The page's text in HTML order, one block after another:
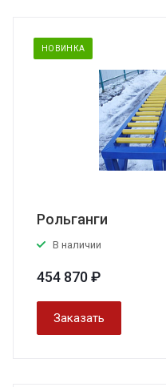
НОВИНКА
Рольганги
В наличии
454 870 ₽
Заказать